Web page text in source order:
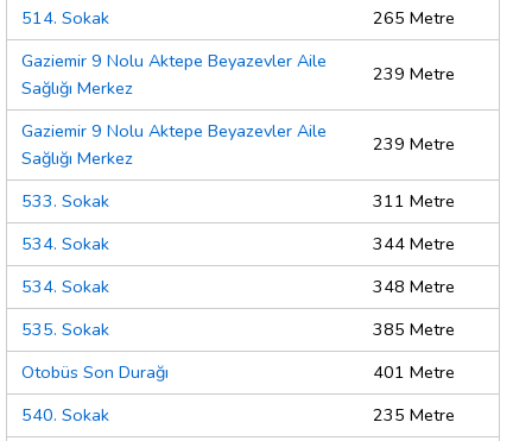
514. Sokak
265 Metre
Gaziemir 9 Nolu Aktepe Beyazevler Aile
Sağlığı Merkez
239 Metre
Gaziemir 9 Nolu Aktepe Beyazevler Aile
Sağlığı Merkez
239 Metre
533. Sokak
311 Metre
534. Sokak
344 Metre
534. Sokak
348 Metre
535. Sokak
385 Metre
Otobüs Son Durağı
401 Metre
540. Sokak
235 Metre